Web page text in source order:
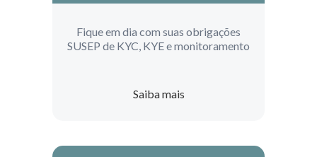
Fique em dia com suas obrigações
SUSEP de KYC, KYE e monitoramento
Saiba mais